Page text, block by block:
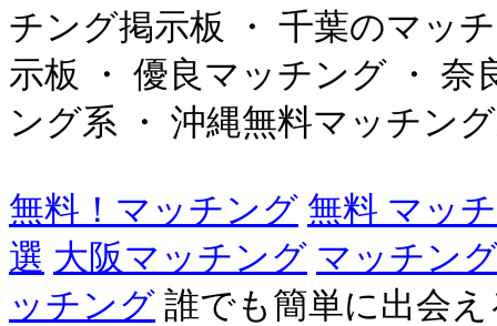
チング掲示板 ・ 千葉のマッ
示板 ・ 優良マッチング ・
ング系 ・ 沖縄無料マッチン
無料！マッチング 無料 マッ
選 大阪マッチング マッチン
ッチング 誰でも簡単に出会